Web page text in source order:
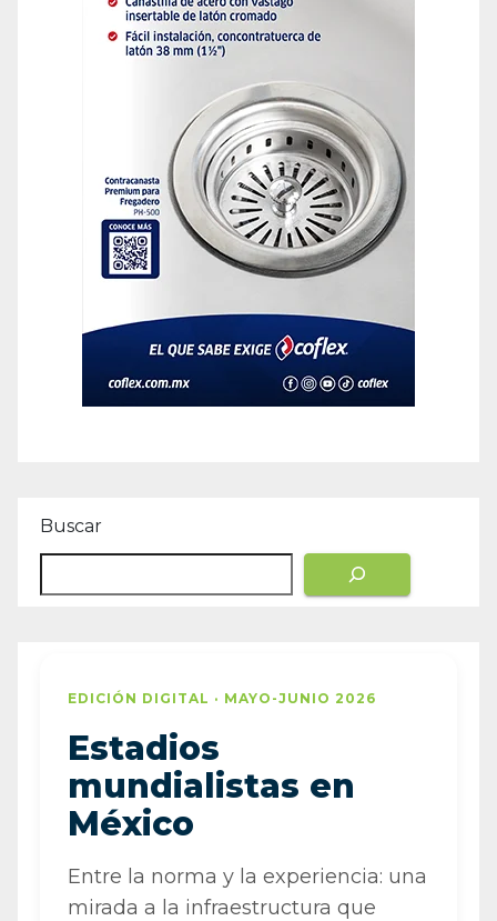
Buscar
EDICIÓN DIGITAL · MAYO-JUNIO 2026
Estadios
mundialistas en
México
Entre la norma y la experiencia: una
mirada a la infraestructura que